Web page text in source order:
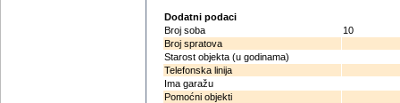
Dodatni podaci
Broj soba
10
Broj spratova
Starost objekta (u godinama)
Telefonska linija
Ima garažu
Pomoćni objekti